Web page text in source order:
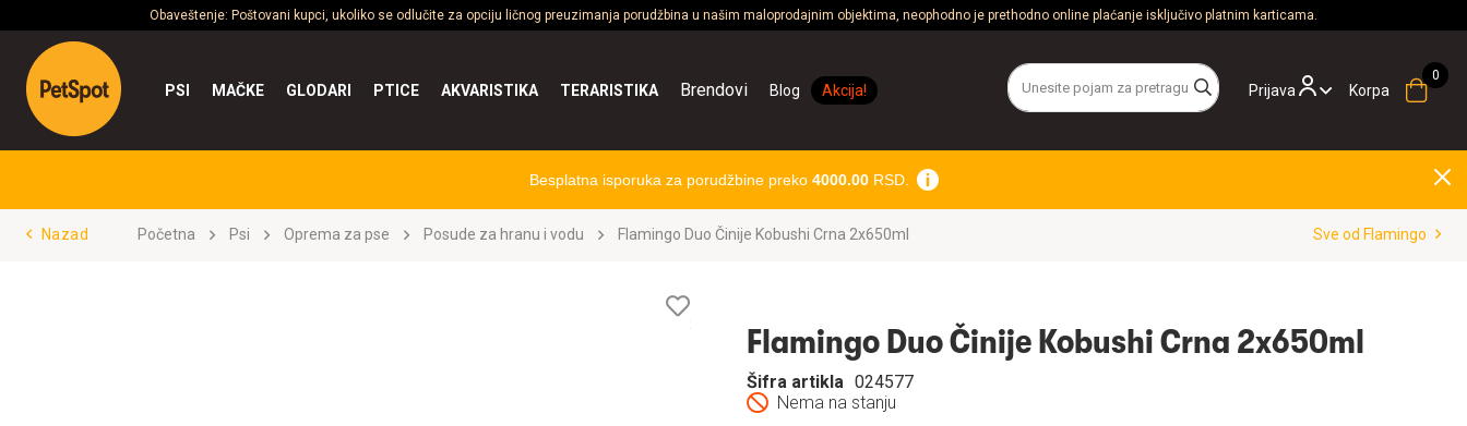
Obaveštenje: Poštovani kupci, ukoliko se odlučite za opciju ličnog preuzimanja porudžbina u našim maloprodajnim objektima, neophodno je prethodno online plaćanje isključivo platnim karticama.
Prijava
PSI MAČKE GLODARI PTICE AKVARISTIKA TERARISTIKA Brendovi Blog Akcija! Korpa
Besplatna isporuka za porudžbine preko 4000.00RSD.
Nazad Početna Psi Oprema za pse Posude za hranu i vodu Flamingo Duo Činije Kobushi Crna 2x650ml Sve od Flamingo
želja
Flamingo Duo Činije Kobushi Crna 2x650ml
Nema na stanju
Šifra artikla 024577